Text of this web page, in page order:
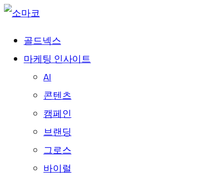
골드넥스
마케팅 인사이트
AI
콘텐츠
캠페인
브랜딩
그로스
바이럴